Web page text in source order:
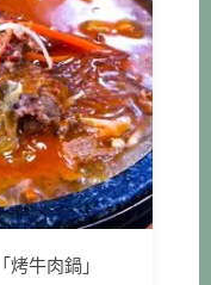
烤牛肉鍋」